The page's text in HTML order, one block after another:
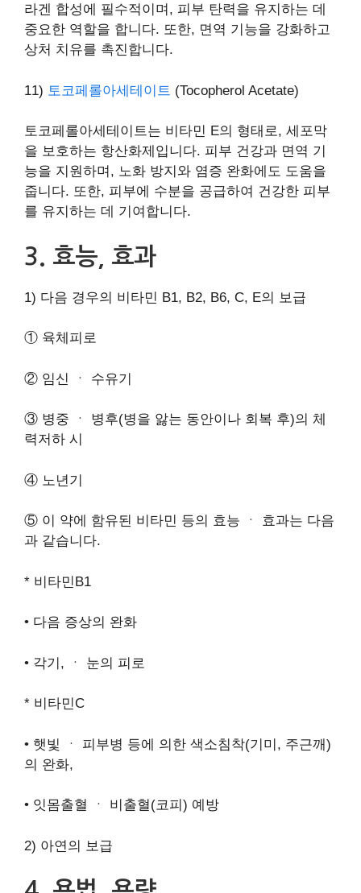
라겐 합성에 필수적이며, 피부 탄력을 유지하는 데
중요한 역할을 합니다. 또한, 면역 기능을 강화하고
상처 치유를 촉진합니다.
11) 토코페롤아세테이트 (Tocopherol Acetate)
토코페롤아세테이트는 비타민 E의 형태로, 세포막
을 보호하는 항산화제입니다. 피부 건강과 면역 기
능을 지원하며, 노화 방지와 염증 완화에도 도움을
줍니다. 또한, 피부에 수분을 공급하여 건강한 피부
를 유지하는 데 기여합니다.
3. 효능, 효과
1) 다음 경우의 비타민 B1, B2, B6, C, E의 보급
① 육체피로
② 임신 ㆍ 수유기
③ 병중 ㆍ 병후(병을 앓는 동안이나 회복 후)의 체
력저하 시
④ 노년기
⑤ 이 약에 함유된 비타민 등의 효능 ㆍ 효과는 다음
과 같습니다.
* 비타민B1
• 다음 증상의 완화
• 각기, ㆍ 눈의 피로
* 비타민C
• 햇빛 ㆍ 피부병 등에 의한 색소침착(기미, 주근깨)
의 완화,
• 잇몸출혈 ㆍ 비출혈(코피) 예방
2) 아연의 보급